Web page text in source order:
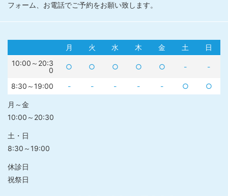
フォーム、お電話でご予約をお願い致します。
月 火 水 木 金 土
日
10:00～20:3
0
○ ○ ○ ○ ○ - -
8:30～19:00 - - - - - ○ ○
月～金
10:00～20:30
土・日
8:30～19:00
休診日
祝祭日